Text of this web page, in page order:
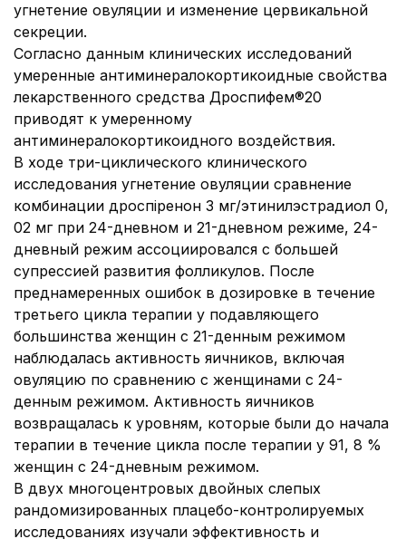
угнетение овуляции и изменение цервикальной
секреции.
Согласно данным клинических исследований
умеренные антиминералокортикоидные свойства
лекарственного средства Дроспифем®20
приводят к умеренному
антиминералокортикоидного воздействия.
В ходе три-циклического клинического
исследования угнетение овуляции сравнение
комбинации дроспіренон 3 мг/этинилэстрадиол 0,
02 мг при 24-дневном и 21-дневном режиме, 24-
дневный режим ассоциировался с большей
супрессией развития фолликулов. После
преднамеренных ошибок в дозировке в течение
третьего цикла терапии у подавляющего
большинства женщин с 21-денным режимом
наблюдалась активность яичников, включая
овуляцию по сравнению с женщинами с 24-
денным режимом. Активность яичников
возвращалась к уровням, которые были до начала
терапии в течение цикла после терапии у 91, 8 %
женщин с 24-дневным режимом.
В двух многоцентровых двойных слепых
рандомизированных плацебо-контролируемых
исследованиях изучали эффективность и